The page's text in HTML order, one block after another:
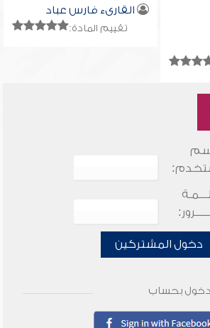
القارىء فارس عباد
تقييم المادة:
دخول المشتركين
بحساب